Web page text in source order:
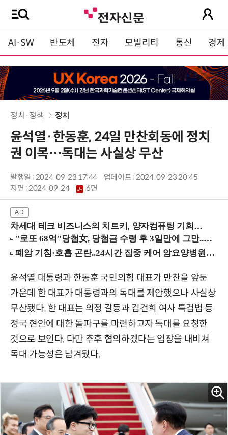
AI·SW 반도체 전자 모빌리티 통신 경제
정치·정책 정치
윤석열·한동훈, 24일 만찬회동에 정치
권 이목…독대는 사실상 무산
발행일 : 2024-09-23 17:44
업데이트 : 2024-09-23 20:45
지면 :2024-09-24 6면
차세대 테크 비즈니스의 치트키, 양자컴퓨팅 기회를 선점하라! (8/28 강남역)
윤석열 대통령과 한동훈 국민의힘 대표가 만찬을 앞둔
가운데 한 대표가 대통령과의 독대를 제안했으나 사실상
무산됐다. 한 대표는 의정 갈등과 김건희 여사 특검법 등
정국 현안에 대한 돌파구를 마련하고자 독대를 요청한
것으로 보인다. 다만 추후 협의하겠다는 입장을 내비쳐
독대 가능성은 남겨뒀다.